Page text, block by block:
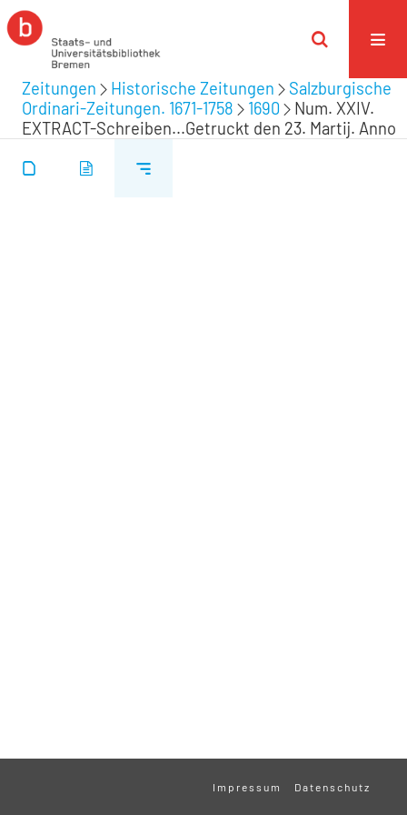
Zeitungen Historische Zeitungen
Salzburgische
Ordinari-Zeitungen. 1671-1758
1690
Num. XXIV.
EXTRACT-Schreiben...Getruckt den 23. Martij. Anno
Impressum Datenschutz